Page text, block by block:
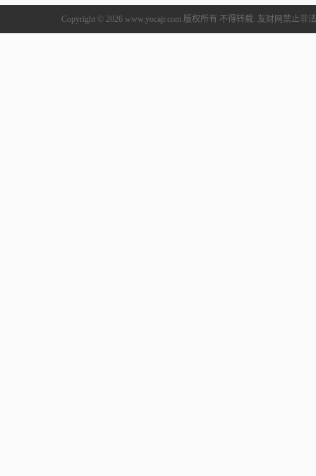
Copyright © 2026 www.yocajr.com 版权所有 不得转载. 友财网禁止非